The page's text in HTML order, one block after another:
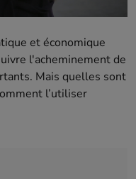
et économique
l'acheminement de
Mais quelles sont
l’utiliser